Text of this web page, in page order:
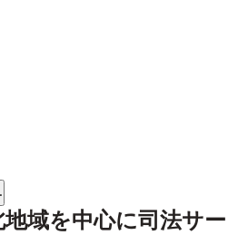
域を中心に司法サー